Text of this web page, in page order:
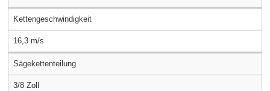
Kettengeschwindigkeit
16,3 m/s
Sägekettenteilung
3/8 Zoll